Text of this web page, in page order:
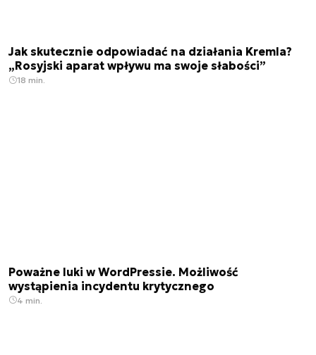
Jak skutecznie odpowiadać na działania Kremla?
„Rosyjski aparat wpływu ma swoje słabości”
18 min.
Poważne luki w WordPressie. Możliwość
wystąpienia incydentu krytycznego
4 min.